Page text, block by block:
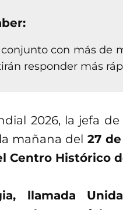
con más de
responder más
2026, la jefa de
la mañana del 27
Centro Histórico
llamada